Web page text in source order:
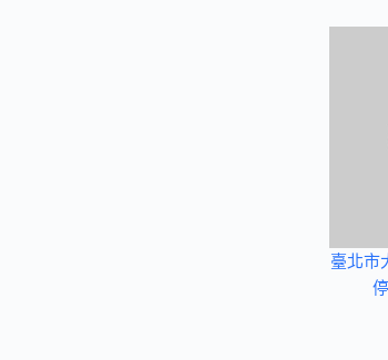
臺北市